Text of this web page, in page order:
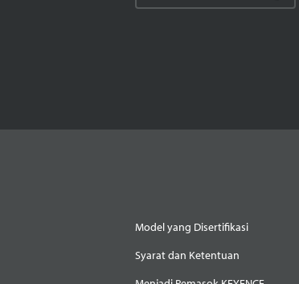
Model yang Disertifikasi
Syarat dan Ketentuan